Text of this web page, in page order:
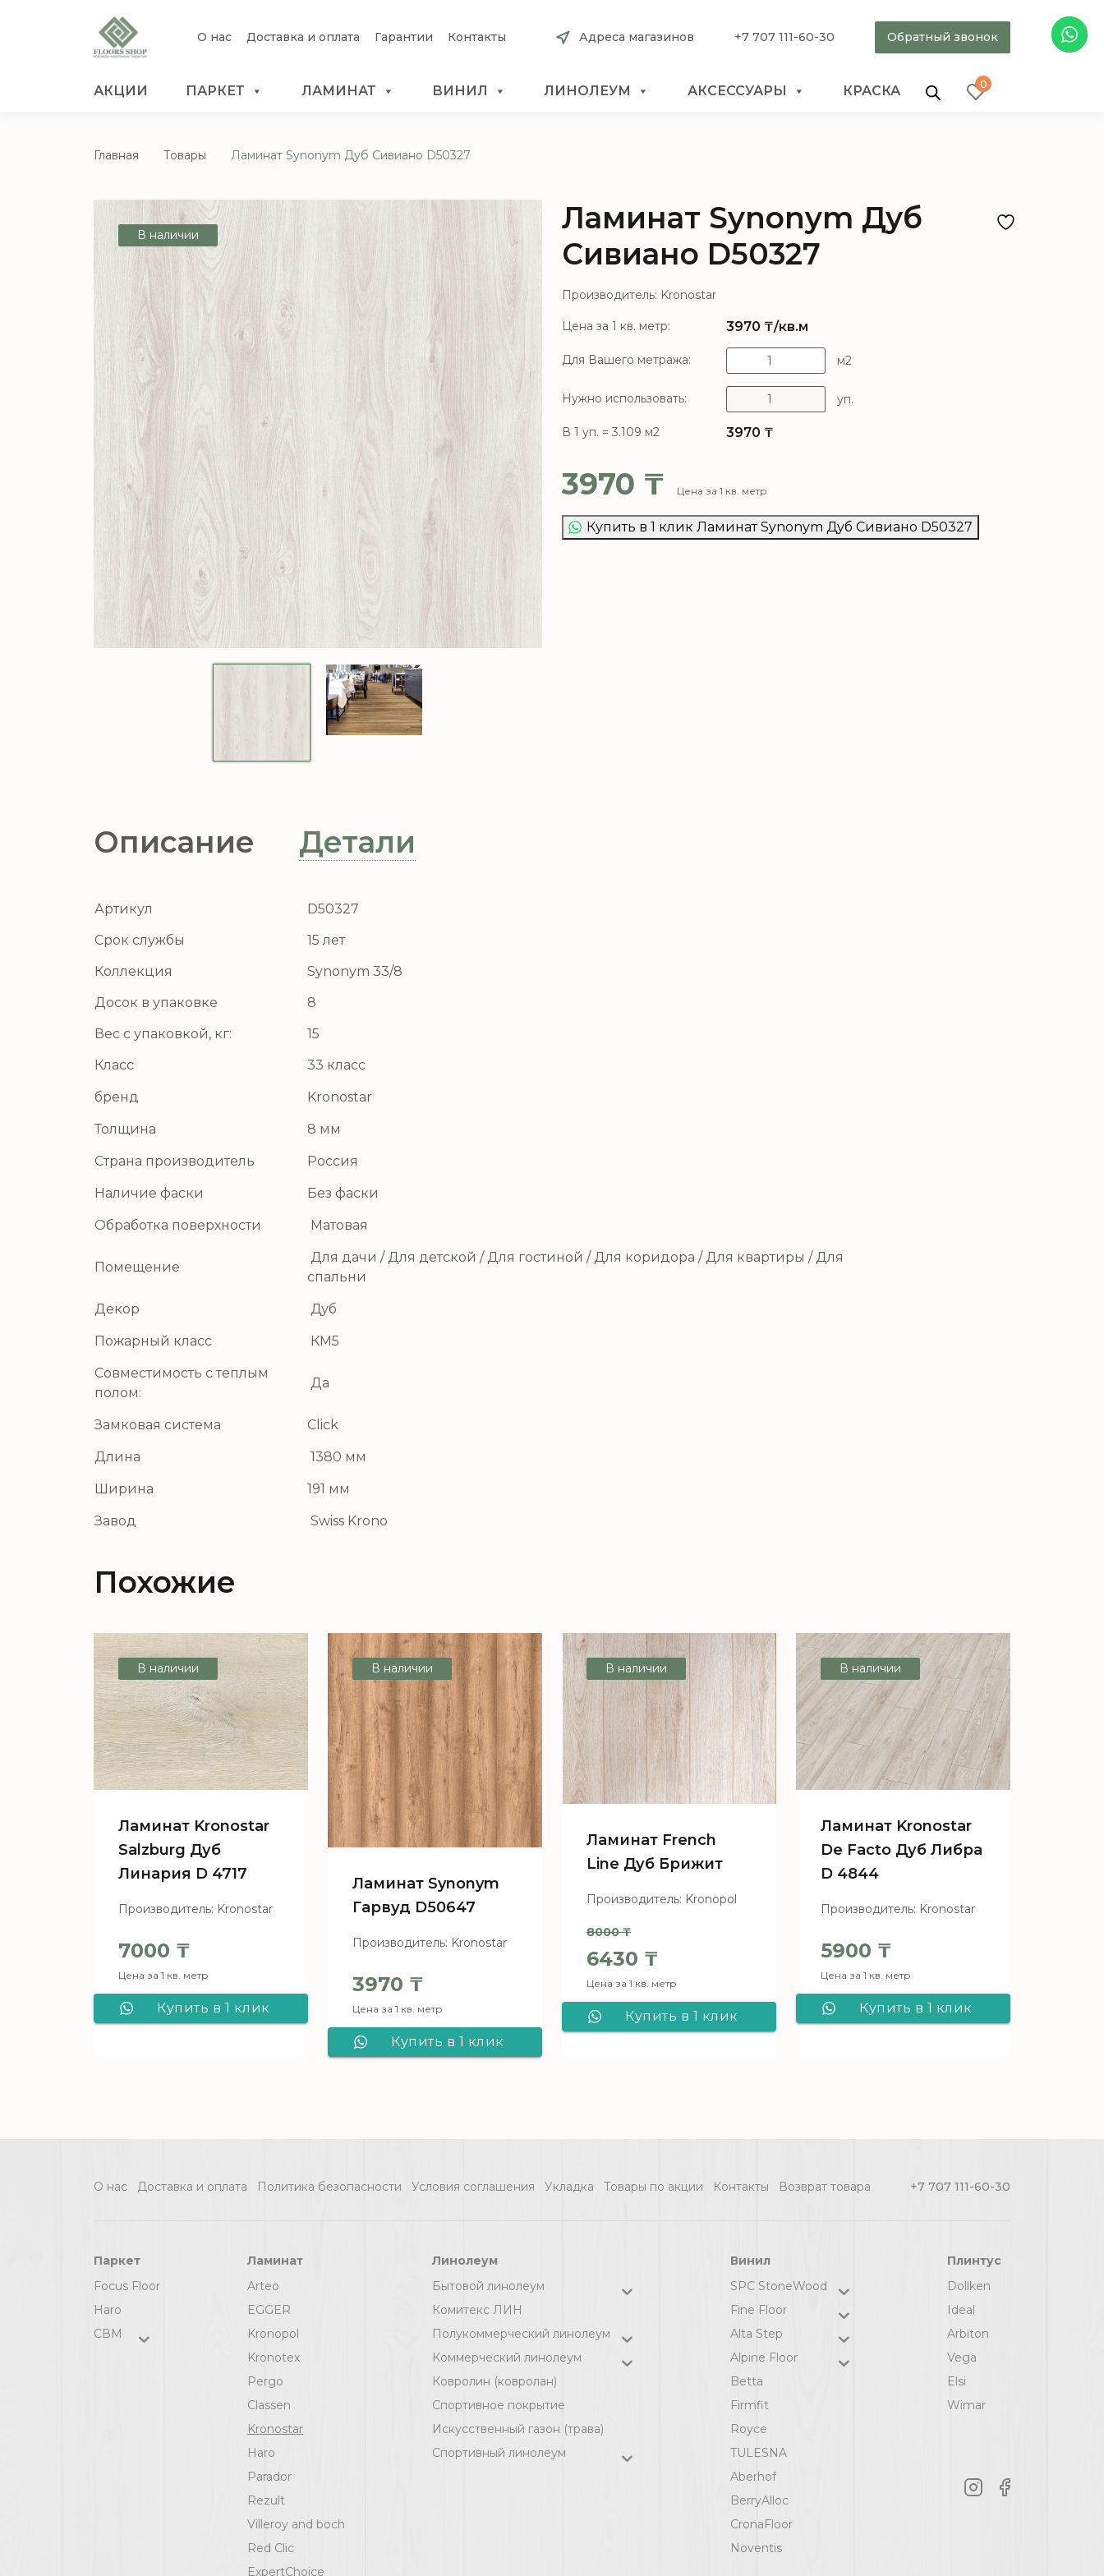
О нас Доставка и оплата Гарантии Контакты Адреса магазинов +7 707 111-60-30 Обратный звонок
АКЦИИ ПАРКЕТ ЛАМИНАТ ВИНИЛ ЛИНОЛЕУМ АКСЕССУАРЫ КРАСКА 0
Главная Товары Ламинат Synonym Дуб Сивиано D50327
В наличии
Ламинат Synonym Дуб
Сивиано D50327
Производитель: Kronostar
Цена за 1 кв. метр: 3970 ₸/кв.м
Для Вашего метража: м2
Нужно использовать: уп.
В 1 уп. = 3.109 м2 3970 ₸
3970 ₸ Цена за 1 кв. метр
Купить в 1 клик Ламинат Synonym Дуб Сивиано D50327
Описание Детали
Артикул
D50327
Срок службы
15 лет
Коллекция
Synonym 33/8
Досок в упаковке
8
Вес с упаковкой, кг:
15
Класс
33 класс
бренд Kronostar
Толщина 8 мм
Страна производитель Россия
Наличие фаски Без фаски
Обработка поверхности Матовая
Помещение
Для дачи / Для детской / Для гостиной / Для коридора / Для квартиры / Для
спальни
Декор Дуб
Пожарный класс КМ5
Совместимость с теплым
полом:
Да
Замковая система Click
Длина 1380 мм
Ширина 191 мм
Завод Swiss Krono
Похожие
В наличии
Ламинат Kronostar
Salzburg Дуб
Линария D 4717
Производитель: Kronostar
7000 ₸
Цена за 1 кв. метр
Купить в 1 клик
В наличии
Ламинат Synonym
Гарвуд D50647
Производитель: Kronostar
3970 ₸
Цена за 1 кв. метр
Купить в 1 клик
В наличии
Ламинат French
Line Дуб Брижит
Производитель: Kronopol
8000₸
Первоначальная цена составляла 8000 ₸.
6430 ₸
Текущая цена: 6430 ₸.
Цена за 1 кв. метр
Купить в 1 клик
В наличии
Ламинат Kronostar
De Facto Дуб Либра
D 4844
Производитель: Kronostar
5900 ₸
Цена за 1 кв. метр
Купить в 1 клик
О нас Доставка и оплата Политика безопасности Условия соглашения Укладка Товары по акции Контакты Возврат товара +7 707 111-60-30
Паркет
Focus Floor
Haro
СВМ
Ламинат
Arteo
EGGER
Kronopol
Kronotex
Pergo
Classen
Kronostar
Haro
Parador
Rezult
Villeroy and boch
Red Clic
ExpertChoice
Линолеум
Бытовой линолеум
Комитекс ЛИН
Полукоммерческий линолеум
Коммерческий линолеум
Ковролин (ковролан)
Спортивное покрытие
Искусственный газон (трава)
Спортивный линолеум
Винил
SPC StoneWood
Fine Floor
Alta Step
Alpine Floor
Betta
Firmfit
Royce
TULESNA
Aberhof
BerryAlloc
CronaFloor
Noventis
Плинтус
Dollken
Ideal
Arbiton
Vega
Elsi
Wimar